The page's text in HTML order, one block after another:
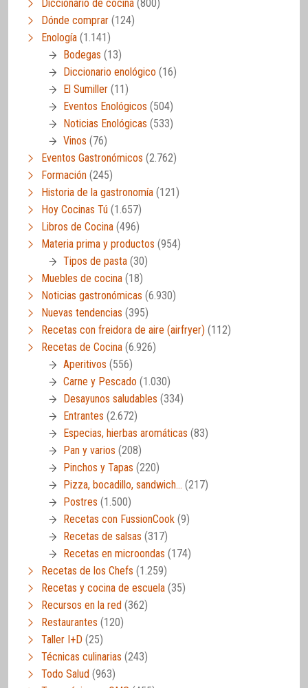
Diccionario de cocina (800)
Dónde comprar (124)
Enología (1.141)
Bodegas (13)
Diccionario enológico (16)
El Sumiller (11)
Eventos Enológicos (504)
Noticias Enológicas (533)
Vinos (76)
Eventos Gastronómicos (2.762)
Formación (245)
Historia de la gastronomía (121)
Hoy Cocinas Tú (1.657)
Libros de Cocina (496)
Materia prima y productos (954)
Tipos de pasta (30)
Muebles de cocina (18)
Noticias gastronómicas (6.930)
Nuevas tendencias (395)
Recetas con freidora de aire (airfryer) (112)
Recetas de Cocina (6.926)
Aperitivos (556)
Carne y Pescado (1.030)
Desayunos saludables (334)
Entrantes (2.672)
Especias, hierbas aromáticas (83)
Pan y varios (208)
Pinchos y Tapas (220)
Pizza, bocadillo, sandwich… (217)
Postres (1.500)
Recetas con FussionCook (9)
Recetas de salsas (317)
Recetas en microondas (174)
Recetas de los Chefs (1.259)
Recetas y cocina de escuela (35)
Recursos en la red (362)
Restaurantes (120)
Taller I+D (25)
Técnicas culinarias (243)
Todo Salud (963)